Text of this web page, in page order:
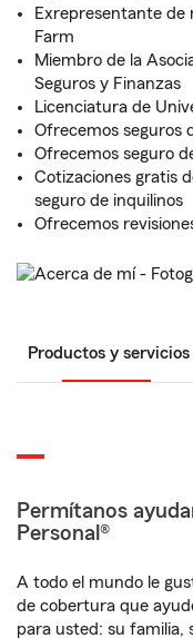
Exrepresentante de
Farm
Miembro de la
Seguros y Finanzas
Licenciatura de
Ofrecemos seguros
Ofrecemos seguro
Cotizaciones gratis
seguro de inquilinos
Ofrecemos
Productos y servicios
Permítanos
Personal®
A todo el mundo le
de cobertura que
para usted: su familia,